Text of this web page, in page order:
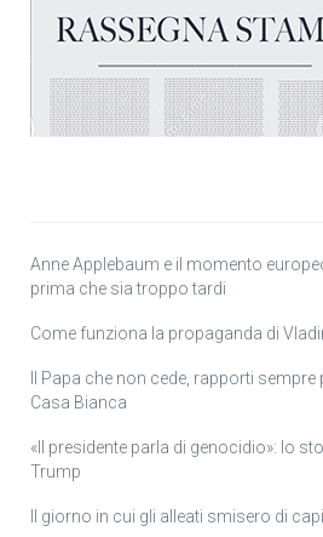
Anne Applebaum e il momento
prima che sia troppo tardi
Come funziona la propaganda di
Il Papa che non cede, rapporti
Casa Bianca
«Il presidente parla di genocidio»: lo
Trump
Il giorno in cui gli alleati smisero di